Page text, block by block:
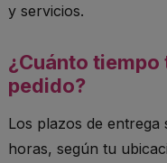
y servicios.
¿Cuánto
pedido?
Los plazos de
horas, según tu